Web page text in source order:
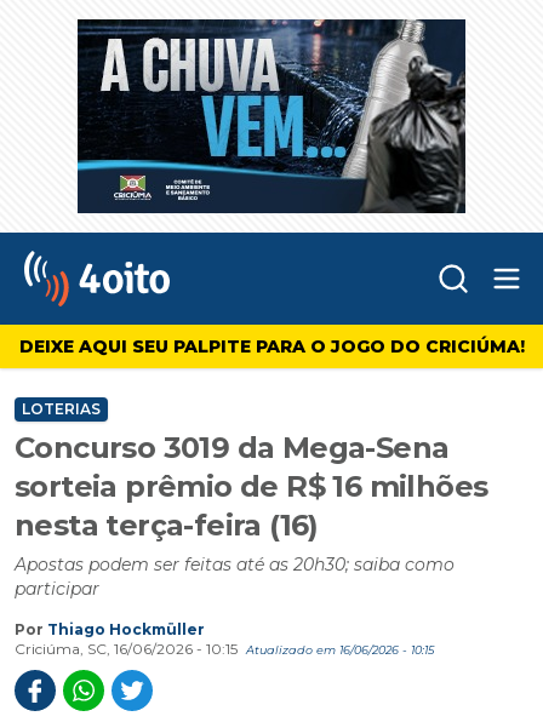
4oito
DEIXE AQUI SEU PALPITE PARA O JOGO DO CRICIÚMA!
LOTERIAS
Concurso 3019 da Mega-Sena
sorteia prêmio de R$ 16 milhões
nesta terça-feira (16)
Apostas podem ser feitas até as 20h30; saiba como
participar
Por Thiago Hockmüller
Criciúma, SC, 16/06/2026 - 10:15
Atualizado em 16/06/2026 - 10:15